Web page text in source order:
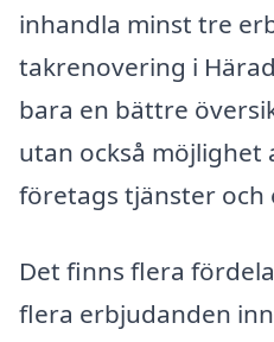
inhandla minst tre
takrenovering i
bara en bättre
utan också möjlighet
företags tjänster och
Det finns flera
flera erbjudanden